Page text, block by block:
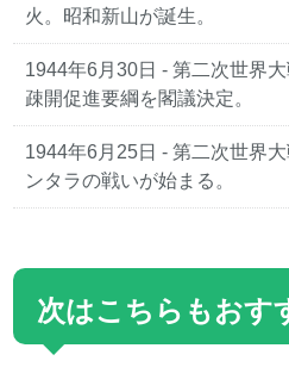
火。昭和新山が誕生。
1944年6月30日 - 第二次世界
疎開促進要綱を閣議決定。
1944年6月25日 - 第二次世界
ンタラの戦いが始まる。
次はこちらもおす